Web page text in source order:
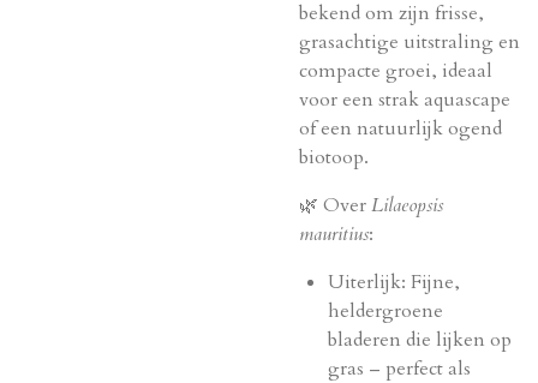
bekend om zijn frisse,
grasachtige uitstraling en
compacte groei, ideaal
voor een strak aquascape
of een natuurlijk ogend
biotoop.
🌿 OverLilaeopsis
mauritius:
Uiterlijk: Fijne,
heldergroene
bladeren die lijken op
gras – perfect als